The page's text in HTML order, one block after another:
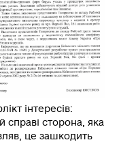
інтересів:
справі сторона, яка
це зашкодить